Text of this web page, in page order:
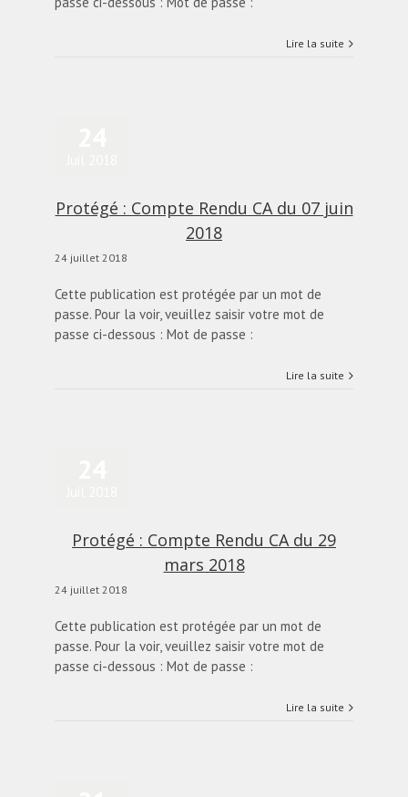
Lire la suite
Protégé : Compte Rendu CA du 07 juin
2018
24 juillet 2018
Cette publication est protégée par un mot de
passe. Pour la voir, veuillez saisir votre mot de
passe ci-dessous : Mot de passe :
Lire la suite
Protégé : Compte Rendu CA du 29
mars 2018
24 juillet 2018
Cette publication est protégée par un mot de
passe. Pour la voir, veuillez saisir votre mot de
passe ci-dessous : Mot de passe :
Lire la suite